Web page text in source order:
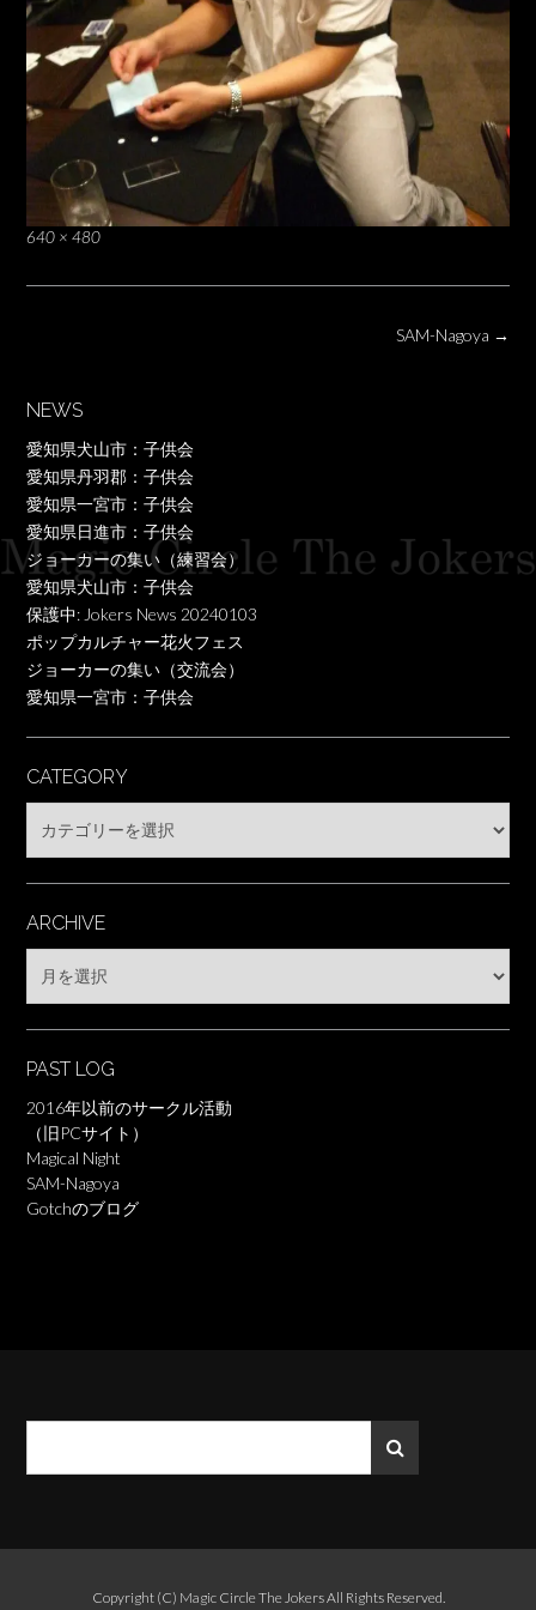
Full
640 × 480
SAM-Nagoya →
NEWS
愛知県犬山市：子供会
愛知県丹羽郡：子供会
愛知県一宮市：子供会
愛知県日進市：子供会
ジョーカーの集い（練習会）
愛知県犬山市：子供会
保護中: Jokers News 20240103
ポップカルチャー花火フェス
ジョーカーの集い（交流会）
愛知県一宮市：子供会
CATEGORY
ARCHIVE
PAST LOG
2016年以前のサークル活動
（旧PCサイト）
Magical Night
SAM-Nagoya
Gotchのブログ
Copyright (C) Magic Circle The JokersAll Rights Reserved.